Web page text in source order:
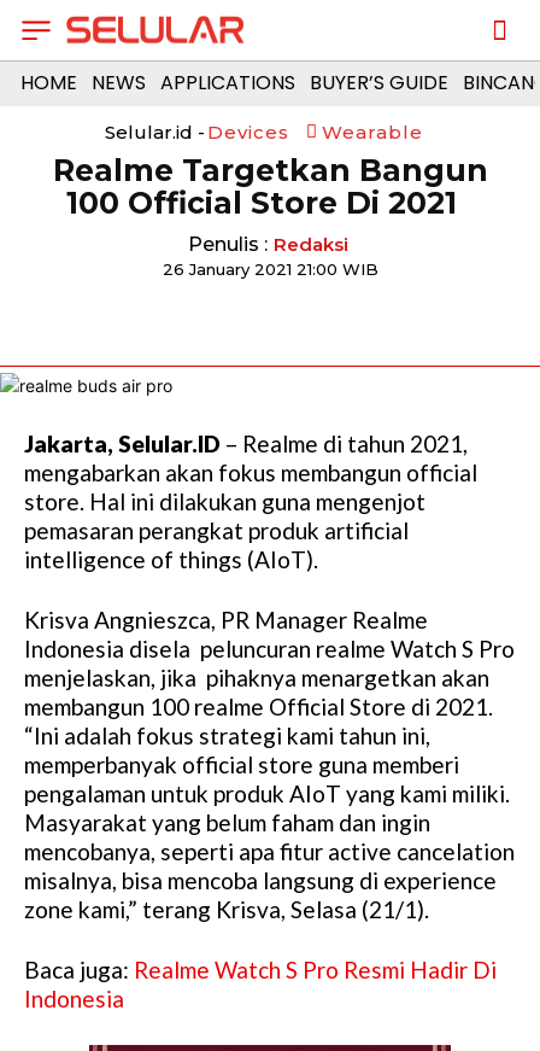
HOME NEWS APPLICATIONS BUYER’S GUIDE
Selular.id - Devices Wearable
Realme Targetkan Bangun
100 Official Store Di 2021
Penulis : Redaksi
26 January 2021 21:00 WIB
Jakarta, Selular.ID – Realme di tahun 2021,
mengabarkan akan fokus membangun official
store. Hal ini dilakukan guna mengenjot
pemasaran perangkat produk artificial
intelligence of things (AIoT).
Krisva Angnieszca, PR Manager Realme
Indonesia disela peluncuran realme Watch S Pro
menjelaskan, jika pihaknya menargetkan akan
membangun 100 realme Official Store di 2021.
“Ini adalah fokus strategi kami tahun ini,
memperbanyak official store guna memberi
pengalaman untuk produk AIoT yang kami miliki.
Masyarakat yang belum faham dan ingin
mencobanya, seperti apa fitur active cancelation
misalnya, bisa mencoba langsung di experience
zone kami,” terang Krisva, Selasa (21/1).
Baca juga: Realme Watch S Pro Resmi Hadir Di
Indonesia